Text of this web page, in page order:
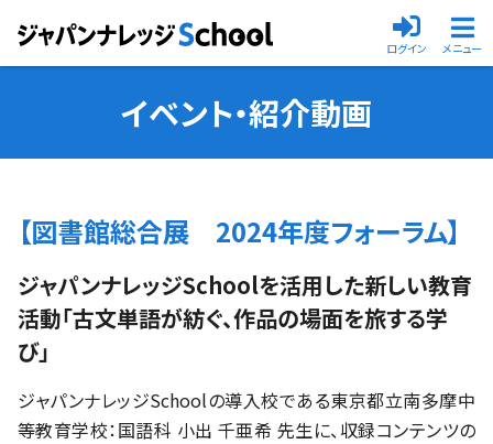
メニュー
ログイン
イベント・紹介動画
【図書館総合展 2024年度フォーラム】
ジャパンナレッジSchoolを活用した新しい教育
活動「古文単語が紡ぐ、作品の場面を旅する学
び」
ジャパンナレッジSchoolの導入校である東京都立南多摩中
等教育学校：国語科 小出 千亜希 先生に、収録コンテンツの